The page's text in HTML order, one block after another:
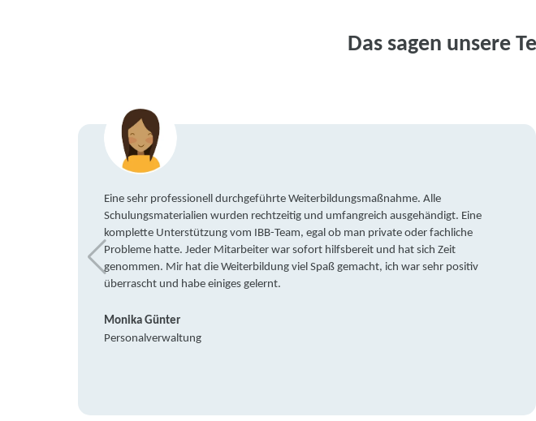
Das sagen unsere
Eine sehr professionell durchgeführte Weiterbildungsmaßnahme. Alle
Schulungsmaterialien wurden rechtzeitig und umfangreich ausgehändigt. Eine
komplette Unterstützung vom IBB-Team, egal ob man private oder fachliche
Probleme hatte. Jeder Mitarbeiter war sofort hilfsbereit und hat sich Zeit
genommen. Mir hat die Weiterbildung viel Spaß gemacht, ich war sehr positiv
überrascht und habe einiges gelernt.
Monika Günter
Personalverwaltung